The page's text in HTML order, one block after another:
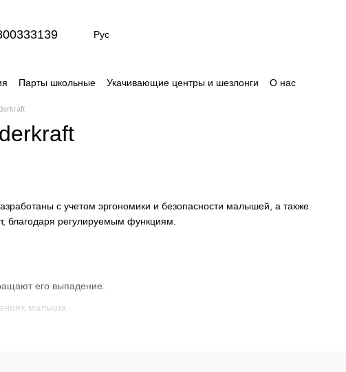
Рус
Парты школьные Укачивающие центры и шезлонги
О нас
с учетом эргономики и безопасности малышей, а также
благодаря регулируемым функциям.
его выпадение.
малыша.